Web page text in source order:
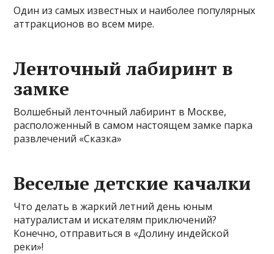
Один из самых известных и наиболее популярных
аттракционов во всем мире.
Ленточный лабиринт в
замке
Волшебный ленточный лабиринт в Москве,
расположенный в самом настоящем замке парка
развлечений «Сказка»
Веселые детские качалки
Что делать в жаркий летний день юным
натуралистам и искателям приключений?
Конечно, отправиться в «Долину индейской
реки»!